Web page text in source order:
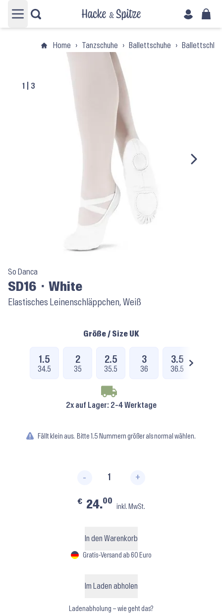
Hauptmenü öffnen
Home › Tanzschuhe › Ballettschuhe ›
1 3
So Danca
SD16 ⬝ White
Elastisches Leinenschläppchen, Weiß
Größe / Size UK
1.5
34.5
2
35
2.5
35.5
3
36
3.5
36.5
2x auf Lager: 2-4 Werktage
Fällt klein aus. Bitte 1.5 Nummern größer als normal wählen.
- +
€ 24.00
inkl. MwSt.
In den Warenkorb
Gratis-Versand ab 60 Euro
Im Laden abholen
Ladenabholung – wie geht das?